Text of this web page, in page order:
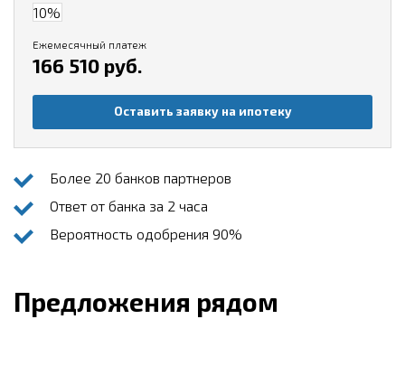
Ежемесячный платеж
166 510 руб.
Оставить заявку на ипотеку
Более 20 банков партнеров
Ответ от банка за 2 часа
Вероятность одобрения 90%
Предложения рядом